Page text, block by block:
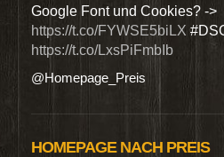
Google Font und Cookies? ->
https://t.co/FYWSE5biLX
https://t.co/LxsPiFmbIb
@Homepage_Preis
HOMEPAGE NACH PREIS